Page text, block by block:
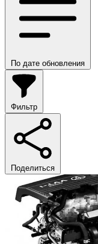
По дате обновления
Фильтр
Поделиться